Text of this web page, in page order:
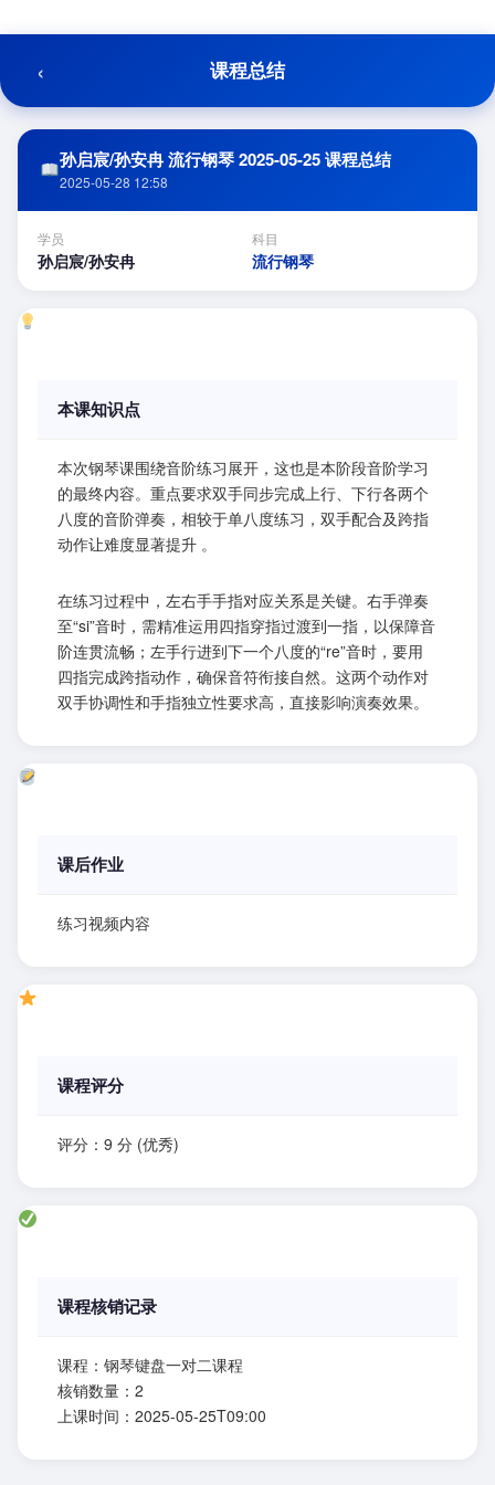
至
容
‹ 课程总结
孙启宸/孙安冉 流行钢琴 2025-05-25 课程总结
2025-05-28 12:58
学员
孙启宸/孙安冉
科目
流行钢琴
本课知识点
本次钢琴课围绕音阶练习展开，这也是本阶段音阶学习
的最终内容。重点要求双手同步完成上行、下行各两个
八度的音阶弹奏，相较于单八度练习，双手配合及跨指
动作让难度显著提升 。
在练习过程中，左右手手指对应关系是关键。右手弹奏
至“si”音时，需精准运用四指穿指过渡到一指，以保障音
阶连贯流畅；左手行进到下一个八度的“re”音时，要用
四指完成跨指动作，确保音符衔接自然。这两个动作对
双手协调性和手指独立性要求高，直接影响演奏效果。
课后作业
练习视频内容
课程评分
评分：9 分 (优秀)
课程核销记录
课程：钢琴键盘一对二课程
核销数量：2
上课时间：2025-05-25T09:00